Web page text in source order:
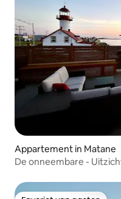
Appartement in Matane
De onneembare -